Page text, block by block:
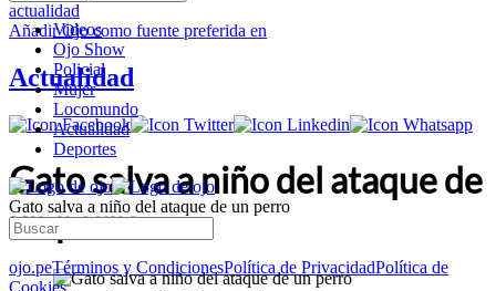
Videos
Ojo Show
Policial
Mujer
Locomundo
Actualidad
Deportes
Gato salva a niño del ataque de un perro
ojo.peTérminos y CondicionesPolítica de PrivacidadPolítica de
Cookies
actualidad
AñadirOjocomo fuente preferida en
Actualidad
Gato salva a niño del ataque de
un perro